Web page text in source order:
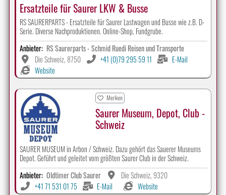
Ersatzteile für Saurer LKW & Busse
RS SAURERPARTS - Ersatzteile für Saurer Lastwagen und Busse wie z.B. D-
Serie. Diverse Nachproduktionen. Online-Shop, Fundgrube.
Anbieter: RS Saurerparts - Schmid Ruedi Reisen und Transporte
Die Schweiz, 8750
+41 (0)79 295 59 11
E-Mail
Website
Merken
Saurer Museum, Depot, Club -
Schweiz
SAURER MUSEUM in Arbon / Schweiz. Dazu gehört das Sauerer Museums
Depot. Geführt und geleitet vom größten Saurer Club in der Schweiz.
Anbieter: Oldtimer Club Saurer
Die Schweiz, 9320
+41 71 531 01 75
E-Mail Website